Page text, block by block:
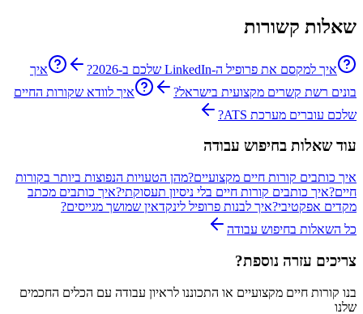
שאלות קשורות
איך למקסם את פרופיל ה-LinkedIn שלכם ב-2026?
איך
בונים רשת קשרים מקצועית בישראל?
איך לוודא שקורות החיים
שלכם עוברים מערכת ATS?
עוד שאלות בחיפוש עבודה
איך כותבים קורות חיים מקצועיים?מהן הטעויות הנפוצות ביותר בקורות
חיים?איך כותבים קורות חיים בלי ניסיון תעסוקתי?איך כותבים מכתב
מקדים אפקטיבי?איך לבנות פרופיל לינקדאין שמושך מגייסים?
כל השאלות בחיפוש עבודה
צריכים עזרה נוספת?
בנו קורות חיים מקצועיים או התכוננו לראיון עבודה עם הכלים החכמים
שלנו